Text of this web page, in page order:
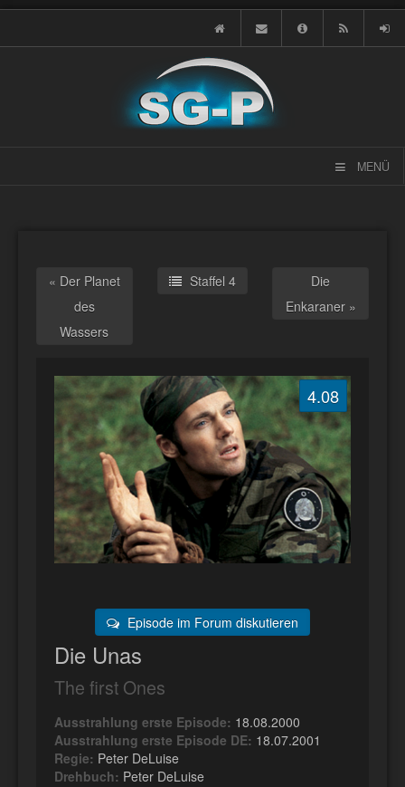
MENÜ
« Der Planet
des
Wassers
Staffel 4
Die
Enkaraner »
4.08
Episode im Forum diskutieren
Die Unas
The first Ones
Ausstrahlung erste Episode: 18.08.2000
Ausstrahlung erste Episode DE: 18.07.2001
Regie: Peter DeLuise
Drehbuch: Peter DeLuise